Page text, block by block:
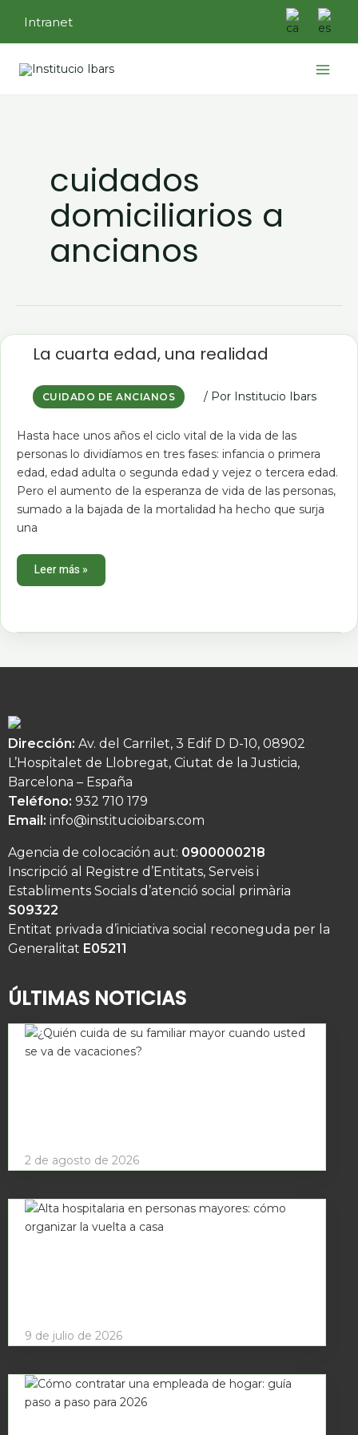
contenido
Intranet
cuidados
domiciliarios a
ancianos
La cuarta edad, una realidad
CUIDADO DE ANCIANOS / Por Institucio Ibars
Hasta hace unos años el ciclo vital de la vida de las
personas lo dividíamos en tres fases: infancia o primera
edad, edad adulta o segunda edad y vejez o tercera edad.
Pero el aumento de la esperanza de vida de las personas,
sumado a la bajada de la mortalidad ha hecho que surja
una
La
cuarta
edad,
realidad
Leer más »
Dirección: Av. del Carrilet, 3 Edif D D-10, 08902
L’Hospitalet de Llobregat, Ciutat de la Justicia,
Barcelona – España
Teléfono: 932 710 179
Email: info@institucioibars.com
Agencia de colocación aut: 0900000218
Inscripció al Registre d’Entitats, Serveis i
Establiments Socials d’atenció social primària
S09322
Entitat privada d’iniciativa social reconeguda per la
Generalitat E05211
ÚLTIMAS NOTICIAS
2 de agosto de 2026
9 de julio de 2026